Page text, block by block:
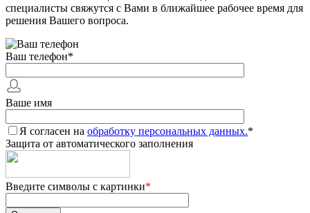
специалисты свяжутся с Вами в ближайшее рабочее время для
решения Вашего вопроса.
Ваш телефон*
Ваше имя
Я согласен на обработку персональных данных.*
Защита от автоматического заполнения
Введите символы с картинки*